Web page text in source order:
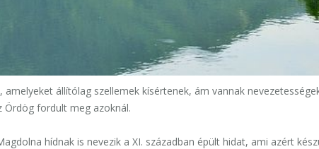
állítólag szellemek kísértenek, ám vannak
Ördög fordult meg azoknál.
hídnak is nevezik a XI. században épült hidat, ami azért